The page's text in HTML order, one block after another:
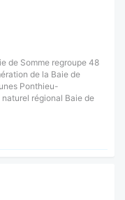
de Somme regroupe 48
de la Baie de
Ponthieu-
régional Baie de